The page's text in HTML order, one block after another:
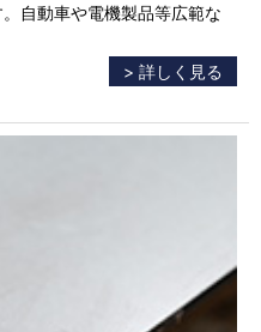
自動車や電機製品等広範な
> 詳しく見る